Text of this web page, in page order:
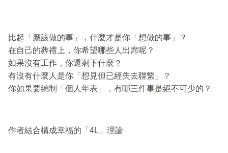
比起「應該做的事」，什麼才是你「想做的事」？
在自己的葬禮上，你希望哪些人出席呢？
如果沒有工作，你還剩下什麼？
有沒有什麼人是你「想見但已經失去聯繫」？
你如果要編制「個人年表」，有哪三件事是絕不可少的？
作者結合構成幸福的「4L」理論